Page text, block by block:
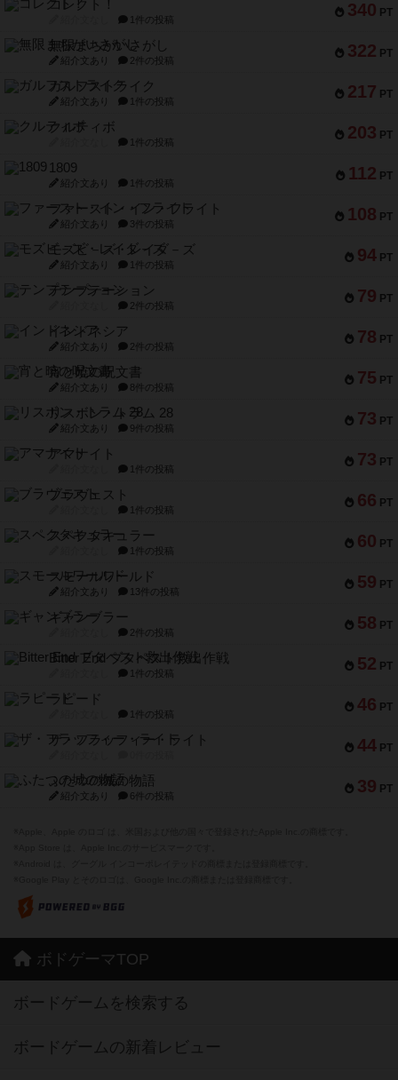
340 PT
コレクト！
1件の投稿
322 PT
無限まちがいさがし
紹介文あり 2件の投稿
217 PT
ガルフストライク
紹介文あり 1件の投稿
203 PT
クルティボ
1件の投稿
112 PT
1809
紹介文あり 1件の投稿
108 PT
ファースト・イン・フライト
紹介文あり 3件の投稿
94 PT
モズビ－ズ・レイダ－ズ
紹介文あり 1件の投稿
79 PT
テンプテーション
2件の投稿
78 PT
インドネシア
紹介文あり 2件の投稿
75 PT
宵と暁の呪文書
紹介文あり 8件の投稿
73 PT
リスボン・トラム 28
紹介文あり 9件の投稿
73 PT
アマナイト
1件の投稿
66 PT
ブラヴェスト
1件の投稿
60 PT
スペクタキュラー
1件の投稿
59 PT
スモールワールド
紹介文あり 13件の投稿
58 PT
ギャンブラー
2件の投稿
52 PT
Bitter End ブタペスト救出作戦
1件の投稿
46 PT
ラピード
1件の投稿
44 PT
ザ・フラッフィー・ライト
39 PT
ふたつの城の物語
紹介文あり 6件の投稿
ボドゲーマTOP
ボードゲームを検索する
ボードゲームの新着レビュー